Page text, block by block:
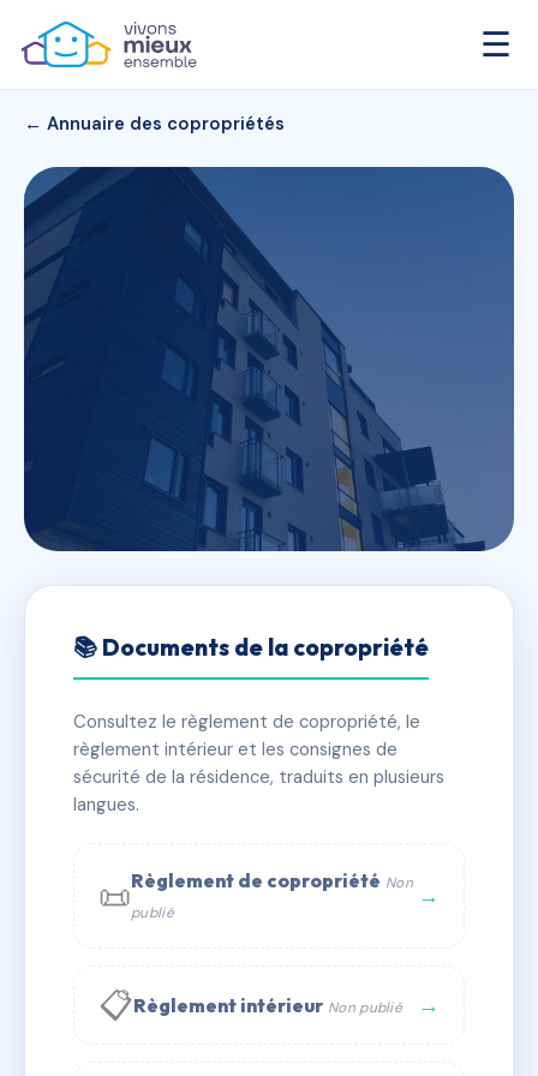
☰
← Annuaire des copropriétés
LES MARRONNIERS
✓ Immatriculée 🏠 60 lots 🏗 2 bâtiment(s)
📞 Contacter Syndic Digital
📚 Documents de la copropriété
Consultez le règlement de copropriété, le
règlement intérieur et les consignes de
sécurité de la résidence, traduits en plusieurs
langues.
📜Règlement de copropriété Non
publié
→
📋Règlement intérieur Non publié →